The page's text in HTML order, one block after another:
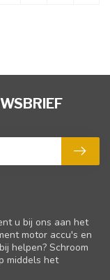
u bij ons aan het
motor accu's en
helpen? Schroom
middels het